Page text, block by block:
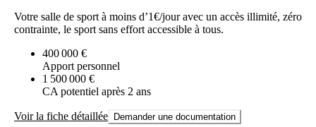
Votre salle de sport à moins d’1€/jour avec un accès illimité, zéro
contrainte, le sport sans effort accessible à tous.
400 000 €
Apport personnel
1 500 000 €
CA potentiel après 2 ans
Voir la fiche détaillée Demander une documentation